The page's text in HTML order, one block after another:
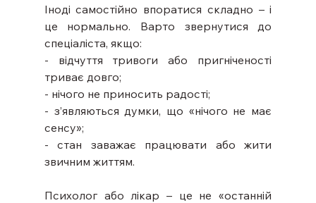
Іноді самостійно впоратися складно – і
це нормально. Варто звернутися до
спеціаліста, якщо:
- відчуття тривоги або пригніченості
триває довго;
- нічого не приносить радості;
- з’являються думки, що «нічого не має
сенсу»;
- стан заважає працювати або жити
звичним життям.
Психолог або лікар – це не «останній